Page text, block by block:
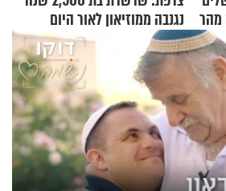
מהר
נגנבה ממוזיאון לאור היום